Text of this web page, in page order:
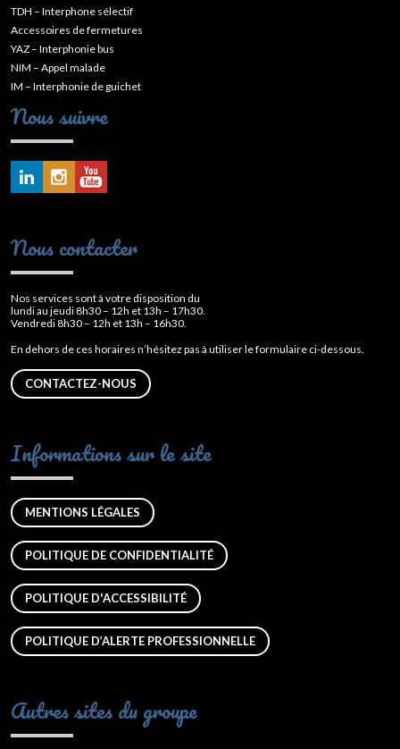
TDH – Interphone sélectif
Accessoires de fermetures
YAZ – Interphonie bus
NIM – Appel malade
IM – Interphonie de guichet
Nous suivre
Nous contacter
Nos services sont à votre disposition du
lundi au jeudi 8h30 – 12h et 13h – 17h30.
Vendredi 8h30 – 12h et 13h – 16h30.
En dehors de ces horaires n’hésitez pas à utiliser le formulaire ci-dessous.
CONTACTEZ-NOUS
Informations sur le site
MENTIONS LÉGALES
POLITIQUE DE CONFIDENTIALITÉ
POLITIQUE D'ACCESSIBILITÉ
POLITIQUE D’ALERTE PROFESSIONNELLE
Autres sites du groupe